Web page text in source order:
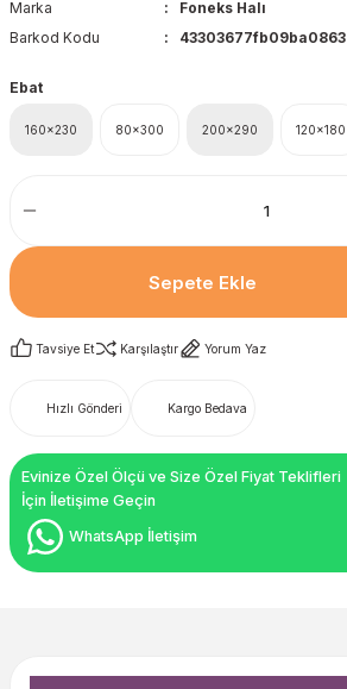
Marka
Foneks Halı
Barkod Kodu
43303677fb09ba0863
Ebat
160x230 80x300 200x290 120x180
Sepete Ekle
Tavsiye Et Karşılaştır Yorum Yaz
Hızlı Gönderi Kargo Bedava
Evinize Özel Ölçü ve Size Özel Fiyat Teklifleri
İçin İletişime Geçin
WhatsApp İletişim